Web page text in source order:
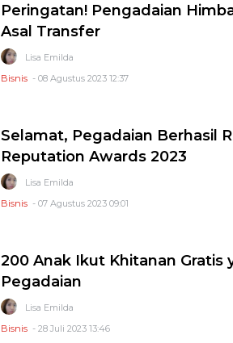
Peringatan! Pengadaian
Asal Transfer
Lisa Emilda
Bisnis - 08 Agustus 2023 12:37
Selamat, Pegadaian Berhasil
Reputation Awards 2023
Lisa Emilda
Bisnis - 07 Agustus 2023 09:01
200 Anak Ikut Khitanan Gratis
Pegadaian
Lisa Emilda
Bisnis - 28 Juli 2023 13:46